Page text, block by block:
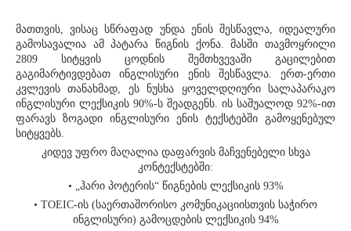
მათთვის, ვისაც სწრაფად უნდა ენის შესწავლა, იდეალური
გამოსავალია ამ პატარა წიგნის ქონა. მასში თავმოყრილი
2809 სიტყვის ცოდნის შემთხვევაში გაცილებით
გაგიმარტივდებათ ინგლისური ენის შესწავლა. ერთ-ერთი
კვლევის თანახმად, ეს ნუსხა ყოველდღიური სალაპარაკო
ინგლისური ლექსიკის 90%-ს შეადგენს. ის საშუალოდ 92%-ით
ფარავს ზოგადი ინგლისური ენის ტექსტებში გამოყენებულ
სიტყვებს.
კიდევ უფრო მაღალია დაფარვის მაჩვენებელი სხვა
კონტექსტებში:
• „ჰარი პოტერის“ წიგნების ლექსიკის 93%
• TOEIC-ის (საერთაშორისო კომუნიკაციისთვის საჭირო
ინგლისური) გამოცდების ლექსიკის 94%